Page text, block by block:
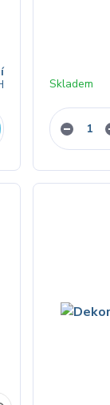
Skladem